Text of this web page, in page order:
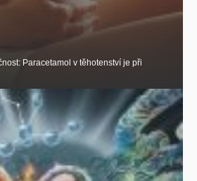
Paracetamol v těhotenství je při